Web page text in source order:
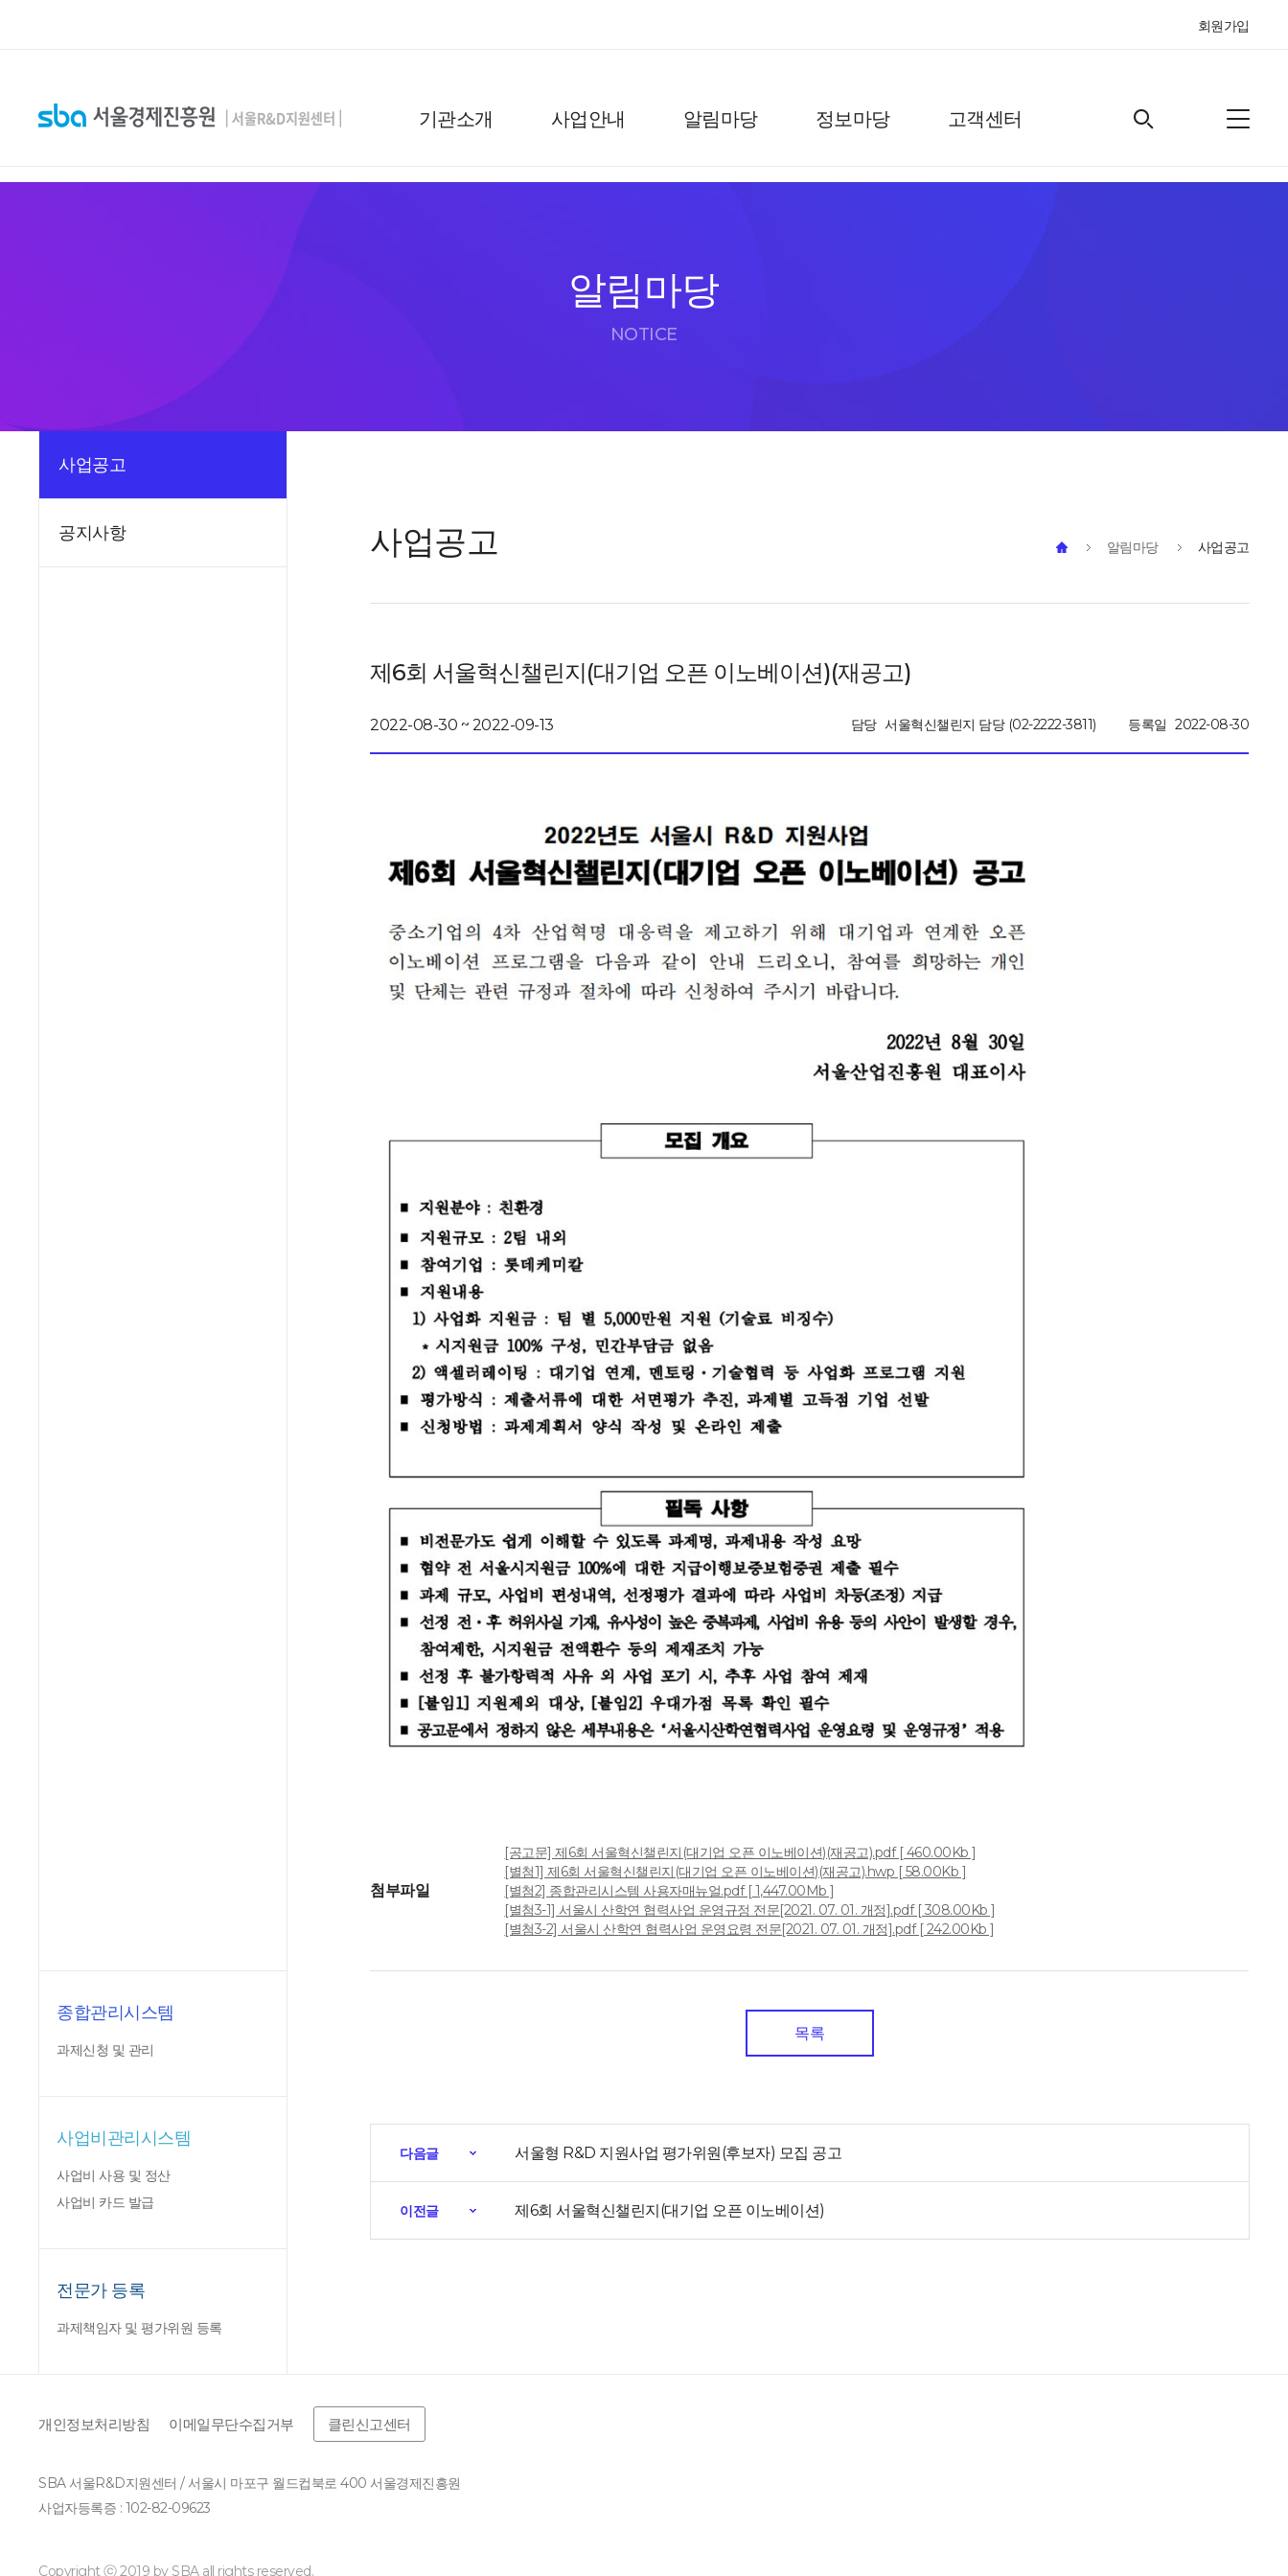
회원가입
기관소개 사업안내 알림마당 정보마당 고객센터
알림마당
NOTICE
사업공고
공지사항
종합관리시스템
과제신청 및 관리
사업비관리시스템
사업비 사용 및 정산
사업비 카드 발급
전문가 등록
과제책임자 및 평가위원 등록
사업공고 알림마당 사업공고
제6회 서울혁신챌린지(대기업 오픈 이노베이션)(재공고)
2022-08-30 ~ 2022-09-13 담당 서울혁신챌린지 담당 (02-2222-3811) 등록일 2022-08-30
첨부파일
[공고문] 제6회 서울혁신챌린지(대기업 오픈 이노베이션)(재공고).pdf [ 460.00Kb ]
[별첨1] 제6회 서울혁신챌린지(대기업 오픈 이노베이션)(재공고).hwp [ 58.00Kb ]
[별첨2] 종합관리시스템 사용자매뉴얼.pdf [ 1,447.00Mb ]
[별첨3-1] 서울시 산학연 협력사업 운영규정 전문[2021. 07. 01. 개정].pdf [ 308.00Kb ]
[별첨3-2] 서울시 산학연 협력사업 운영요령 전문[2021. 07. 01. 개정].pdf [ 242.00Kb ]
목록
다음글 서울형 R&D 지원사업 평가위원(후보자) 모집 공고
이전글 제6회 서울혁신챌린지(대기업 오픈 이노베이션)
개인정보처리방침 이메일무단수집거부 클린신고센터
SBA 서울R&D지원센터 / 서울시 마포구 월드컵북로 400 서울경제진흥원
사업자등록증 : 102-82-09623
Copyright ⓒ 2019 by SBA all rights reserved.